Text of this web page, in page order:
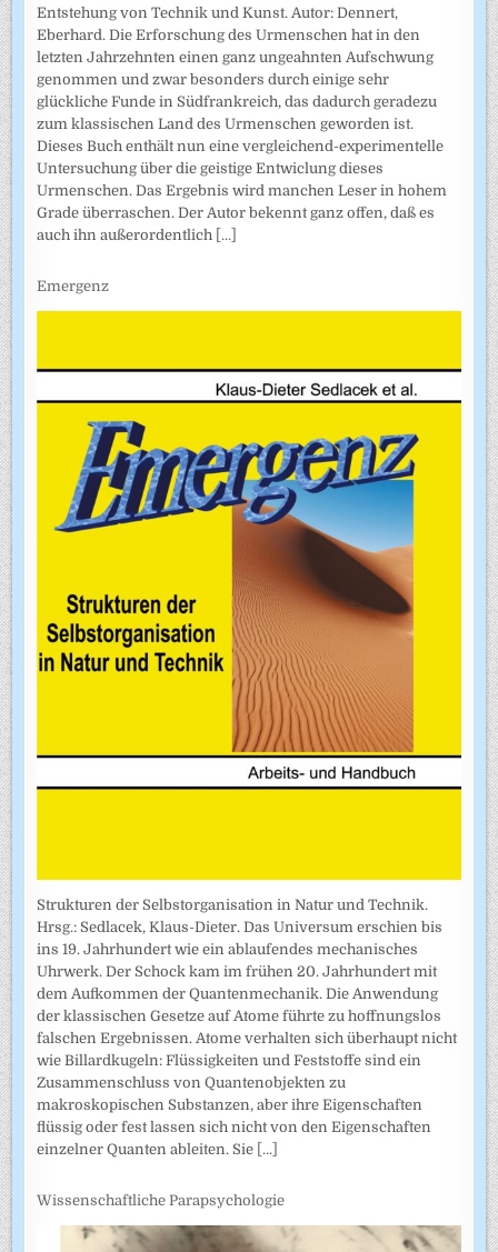
Entstehung von Technik und Kunst. Autor: Dennert,
Eberhard. Die Erforschung des Urmenschen hat in den
letzten Jahrzehnten einen ganz ungeahnten Aufschwung
genommen und zwar besonders durch einige sehr
glückliche Funde in Südfrankreich, das dadurch geradezu
zum klassischen Land des Urmenschen geworden ist.
Dieses Buch enthält nun eine vergleichend-experimentelle
Untersuchung über die geistige Entwiclung dieses
Urmenschen. Das Ergebnis wird manchen Leser in hohem
Grade überraschen. Der Autor bekennt ganz offen, daß es
auch ihn außerordentlich [...]
Emergenz
Strukturen der Selbstorganisation in Natur und Technik.
Hrsg.: Sedlacek, Klaus-Dieter. Das Universum erschien bis
ins 19. Jahrhundert wie ein ablaufendes mechanisches
Uhrwerk. Der Schock kam im frühen 20. Jahrhundert mit
dem Aufkommen der Quantenmechanik. Die Anwendung
der klassischen Gesetze auf Atome führte zu hoffnungslos
falschen Ergebnissen. Atome verhalten sich überhaupt nicht
wie Billardkugeln: Flüssigkeiten und Feststoffe sind ein
Zusammenschluss von Quantenobjekten zu
makroskopischen Substanzen, aber ihre Eigenschaften
flüssig oder fest lassen sich nicht von den Eigenschaften
einzelner Quanten ableiten. Sie [...]
Wissenschaftliche Parapsychologie